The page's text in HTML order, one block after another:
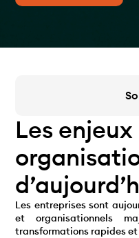
Les
Les entreprises sont
et organisationnels
transformations rapides